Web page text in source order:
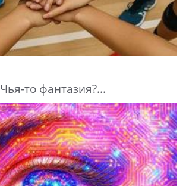
Чья-то фантазия?...